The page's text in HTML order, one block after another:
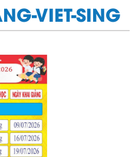
VIET-SING